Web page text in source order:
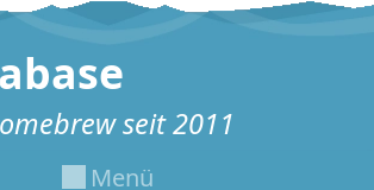
seit 2011
Menü